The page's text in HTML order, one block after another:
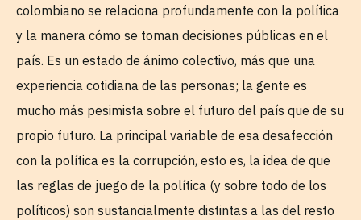
colombiano se relaciona profundamente con la política
y la manera cómo se toman decisiones públicas en el
país. Es un estado de ánimo colectivo, más que una
experiencia cotidiana de las personas; la gente es
mucho más pesimista sobre el futuro del país que de su
propio futuro. La principal variable de esa desafección
con la política es la corrupción, esto es, la idea de que
las reglas de juego de la política (y sobre todo de los
políticos) son sustancialmente distintas a las del resto